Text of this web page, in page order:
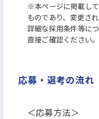
※本ページに掲載し
ものであり、変更さ
詳細な採用条件等に
直接ご確認ください。
応募・選考の流れ
＜応募方法＞